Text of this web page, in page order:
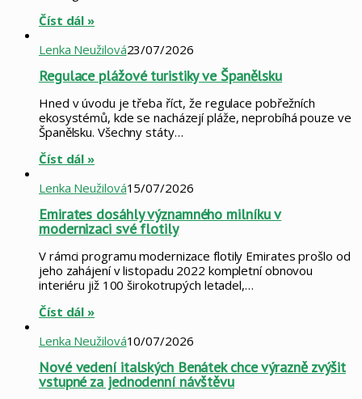
Číst dál »
Lenka Neužilová23/07/2026
Regulace plážové turistiky ve Španělsku
Hned v úvodu je třeba říct, že regulace pobřežních
ekosystémů, kde se nacházejí pláže, neprobíhá pouze ve
Španělsku. Všechny státy…
Číst dál »
Lenka Neužilová15/07/2026
Emirates dosáhly významného milníku v
modernizaci své flotily
V rámci programu modernizace flotily Emirates prošlo od
jeho zahájení v listopadu 2022 kompletní obnovou
interiéru již 100 širokotrupých letadel,…
Číst dál »
Lenka Neužilová10/07/2026
Nové vedení italských Benátek chce výrazně zvýšit
vstupné za jednodenní návštěvu